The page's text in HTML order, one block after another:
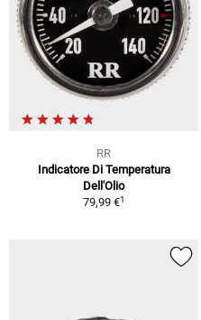
RR
Indicatore Di Temperatura
Dell'Olio
79,99 €1